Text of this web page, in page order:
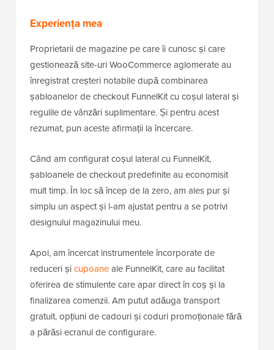
Experiența mea
Proprietarii de magazine pe care îi cunosc și care
gestionează site-uri WooCommerce aglomerate au
înregistrat creșteri notabile după combinarea
șabloanelor de checkout FunnelKit cu coșul lateral și
regulile de vânzări suplimentare. Și pentru acest
rezumat, pun aceste afirmații la încercare.
Când am configurat coșul lateral cu FunnelKit,
șabloanele de checkout predefinite au economisit
mult timp. În loc să încep de la zero, am ales pur și
simplu un aspect și l-am ajustat pentru a se potrivi
designului magazinului meu.
Apoi, am încercat instrumentele încorporate de
reduceri șicupoaneale FunnelKit, care au facilitat
oferirea de stimulente care apar direct în coș și la
finalizarea comenzii. Am putut adăuga transport
gratuit, opțiuni de cadouri și coduri promoționale fără
a părăsi ecranul de configurare.